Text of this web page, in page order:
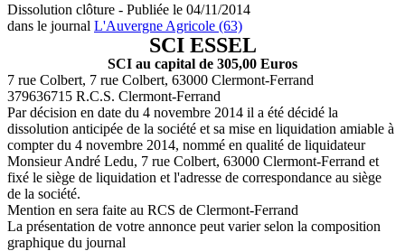
Dissolution clôture - Publiée le 04/11/2014
dans le journal L'Auvergne Agricole (63)
SCI ESSEL
SCI au capital de 305,00 Euros
7 rue Colbert, 7 rue Colbert, 63000 Clermont-Ferrand
379636715 R.C.S. Clermont-Ferrand
Par décision en date du 4 novembre 2014 il a été décidé la
dissolution anticipée de la société et sa mise en liquidation amiable à
compter du 4 novembre 2014, nommé en qualité de liquidateur
Monsieur André Ledu, 7 rue Colbert, 63000 Clermont-Ferrand et
fixé le siège de liquidation et l'adresse de correspondance au siège
de la société.
Mention en sera faite au RCS de Clermont-Ferrand
La présentation de votre annonce peut varier selon la composition
graphique du journal